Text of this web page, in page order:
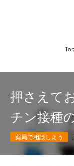
押さえて
チン接種
薬局で相談しよう